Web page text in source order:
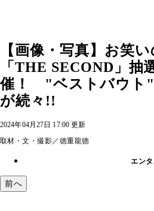
【画像・写真】お笑
「THE SECOND」抽
催！ "ベストバウト"
が続々!!
2024年04月27日 17:00 更新
取材・文・撮影／徳重龍徳
エンタ
前へ